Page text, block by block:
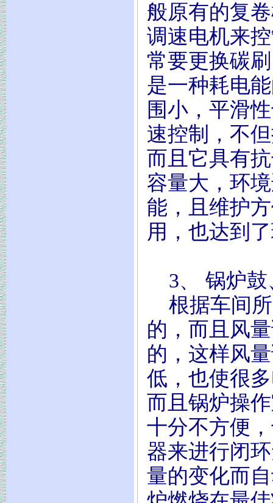
般原有的复
调速电机来
常要更换碳
是一种耗电
围小，平滑
速控制，不
而且它具有
容量大，环
能，且维护
用，也达到
3、 锅炉鼓
根据车间所
的，而且风
的，这样风
低，也使很
而且锅炉操
十分不方便
器来进行闭
量的变化而